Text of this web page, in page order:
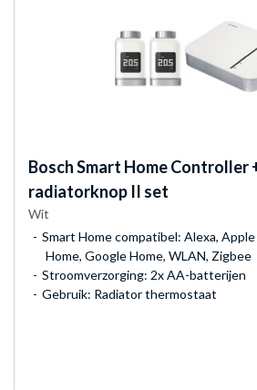
BoschSmart Home Controller
radiatorknop II set
Wit
Smart Home compatibel: Alexa,
Home, Google Home, WLAN, Zigbee
Stroomverzorging: 2x AA-batterijen
Gebruik: Radiator thermostaat